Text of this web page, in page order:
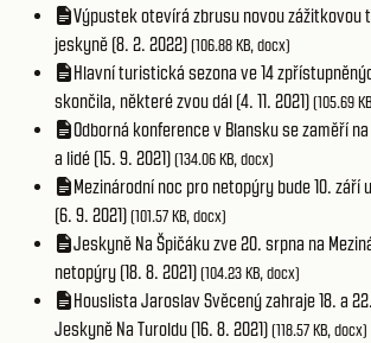
Výpustek otevírá zbrusu novou zážitkovou
jeskyně (8. 2. 2022)(106.88 KB, docx)
Hlavní turistická sezona ve 14
skončila, některé zvou dál (4. 11. 2021)(105.69
Odborná konference v Blansku se zaměří
a lidé (15. 9. 2021)(134.06 KB, docx)
Mezinárodní noc pro netopýry bude 10. září
(6. 9. 2021)(101.57 KB, docx)
Jeskyně Na Špičáku zve 20. srpna na
netopýry (18. 8. 2021)(104.23 KB, docx)
Houslista Jaroslav Svěcený zahraje 18. a
Jeskyně Na Turoldu (16. 8. 2021)(118.57 KB, docx)